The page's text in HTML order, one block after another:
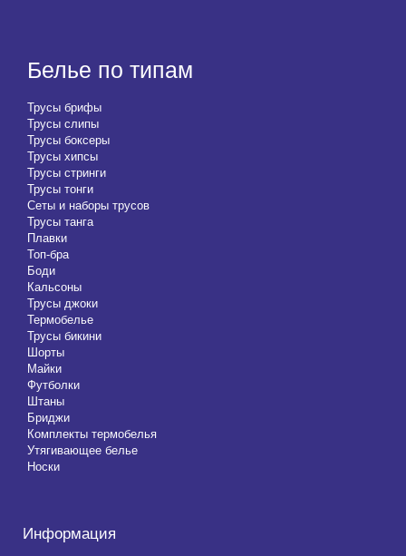
Белье по типам
Трусы брифы
Трусы слипы
Трусы боксеры
Трусы хипсы
Трусы стринги
Трусы тонги
Сеты и наборы трусов
Трусы танга
Плавки
Топ-бра
Боди
Кальсоны
Трусы джоки
Термобелье
Трусы бикини
Шорты
Майки
Футболки
Штаны
Бриджи
Комплекты термобелья
Утягивающее белье
Носки
Информация